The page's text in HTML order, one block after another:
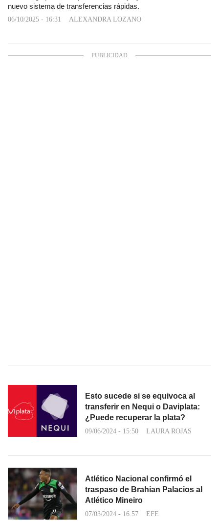
nuevo sistema de transferencias rápidas.
06/10/2025 - 16:31 ALEXANDRA LOZANO
⁠Esto sucede si se equivoca al
transferir en Nequi o Daviplata:
¿Puede recuperar la plata?
09/06/2024 - 15:50 LAURA ROJAS
Atlético Nacional confirmó el
traspaso de Brahian Palacios al
Atlético Mineiro
07/03/2024 - 16:57 EFE